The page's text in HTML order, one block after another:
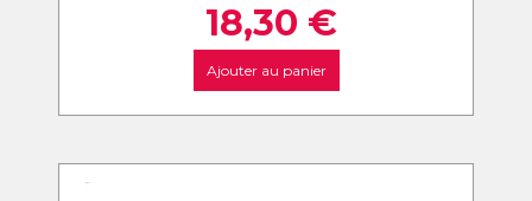
18,30 €
Ajouter au panier